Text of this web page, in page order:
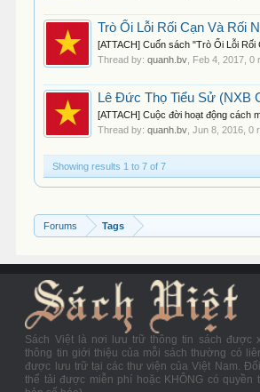
Trò Ổi Lỗi Rối Cạn Và Rối
[ATTACH] Cuốn sách "Trò Ổi Lỗi
Thread by:quanh.bv Feb 4, 2017 ,
Lê Đức Thọ Tiểu Sử (NXB
[ATTACH] Cuộc đời hoạt động cách
Thread by:quanh.bv ,Jun 8, 2016 , 0
Showing results 1 to 7 of 7
Forums Tags
Sách Việt là nơi lưu trữ thông tin sách được
thông tin giới thiệu của mỗi sách thường có
được lưu trữ tại các thư viện của Việt Nam.
thể tải được miễn phí hoặc KHÔNG có quyền